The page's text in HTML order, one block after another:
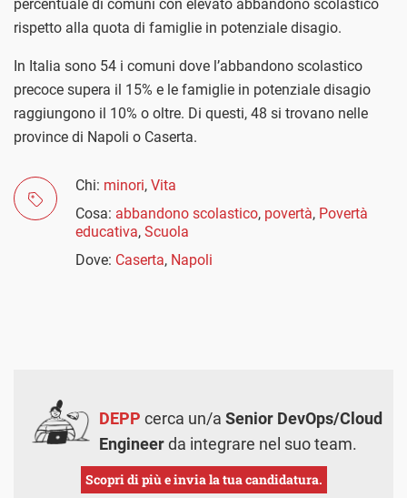
percentuale di comuni con elevato abbandono scolastico
rispetto alla quota di famiglie in potenziale disagio.
In Italia sono 54 i comuni dove l’abbandono scolastico
precoce supera il 15% e le famiglie in potenziale disagio
raggiungono il 10% o oltre. Di questi, 48 si trovano nelle
province di Napoli o Caserta.
Chi: minori, Vita
Cosa: abbandono scolastico, povertà, Povertà
educativa, Scuola
Dove: Caserta, Napoli
DEPP cerca un/a Senior DevOps/Cloud
Engineerda integrare nel suo team.
Scopri di più e invia la tua candidatura.